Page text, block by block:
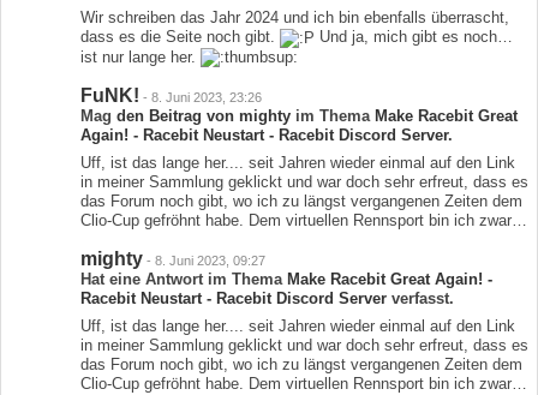
Wir schreiben das Jahr 2024 und ich bin ebenfalls überrascht,
dass es die Seite noch gibt.
Und ja, mich gibt es noch…
ist nur lange her.
FuNK! - 8. Juni 2023, 23:26
Mag den Beitrag von mighty im Thema Make Racebit Great
Again! - Racebit Neustart - Racebit Discord Server.
Uff, ist das lange her.... seit Jahren wieder einmal auf den Link
in meiner Sammlung geklickt und war doch sehr erfreut, dass es
das Forum noch gibt, wo ich zu längst vergangenen Zeiten dem
Clio-Cup gefröhnt habe. Dem virtuellen Rennsport bin ich zwar…
mighty - 8. Juni 2023, 09:27
Hat eine Antwort im Thema Make Racebit Great Again! -
Racebit Neustart - Racebit Discord Server verfasst.
Uff, ist das lange her.... seit Jahren wieder einmal auf den Link
in meiner Sammlung geklickt und war doch sehr erfreut, dass es
das Forum noch gibt, wo ich zu längst vergangenen Zeiten dem
Clio-Cup gefröhnt habe. Dem virtuellen Rennsport bin ich zwar…